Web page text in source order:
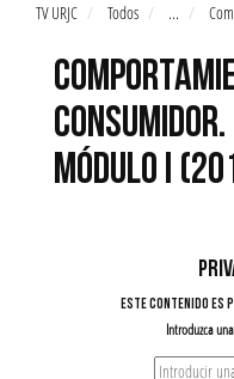
TV URJC Todos ...
MÓDULO I